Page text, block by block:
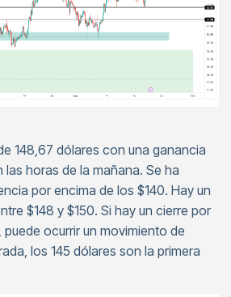
148,67 dólares con una ganancia
las horas de la mañana. Se ha
por encima de los $140. Hay un
$148 y $150. Si hay un cierre por
ocurrir un movimiento de
los 145 dólares son la primera